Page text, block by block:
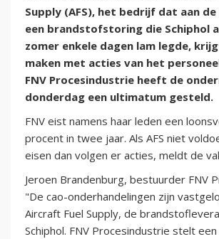
Supply (AFS), het bedrijf dat aan
een brandstofstoring die Schiphol
zomer enkele dagen lam legde,
maken met acties van het
FNV Procesindustrie heeft de
donderdag een ultimatum gesteld.
FNV eist namens haar leden een
procent in twee jaar. Als AFS niet
eisen dan volgen er acties, meldt de
Jeroen Brandenburg, bestuurder FNV
"De cao-onderhandelingen zijn
Aircraft Fuel Supply, de
Schiphol. FNV Procesindustrie stelt